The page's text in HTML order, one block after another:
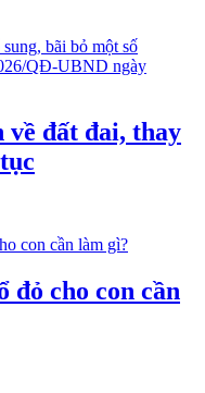
về đất đai, thay
đỏ cho con cần